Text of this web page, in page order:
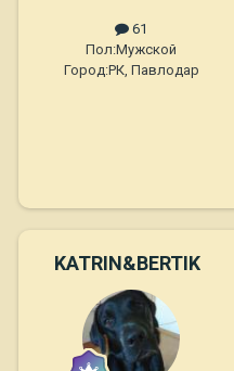
61
Пол:Мужской
Город:РК, Павлодар
KATRIN&BERTIK